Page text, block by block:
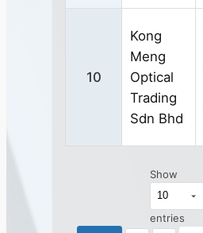
10
Kong
Meng
Optical
Trading
Sdn Bhd
Show
entries